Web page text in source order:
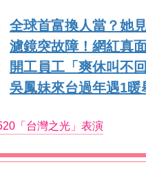
全球首富換人當？她
濾鏡突故障！網紅真
開工員工「爽休叫不
吳鳳妹來台過年遇1
「台灣之光」表演